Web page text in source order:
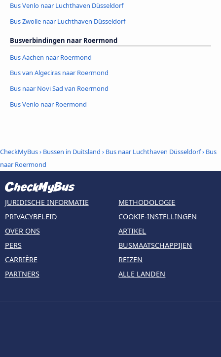
Bus Venlo naar Luchthaven Düsseldorf
Bus Zwolle naar Luchthaven Düsseldorf
Busverbindingen naar Roermond
Bus Aachen naar Roermond
Bus van Algeciras naar Roermond
Bus naar Novi Sad van Roermond
Bus Venlo naar Roermond
CheckMyBus› Bussen in Duitsland › Bus naar Luchthaven Düsseldorf› Bus
naar Roermond
JURIDISCHE INFORMATIE
PRIVACYBELEID
OVER ONS
PERS
CARRIÈRE
PARTNERS
METHODOLOGIE
COOKIE-INSTELLINGEN
ARTIKEL
BUSMAATSCHAPPIJEN
REIZEN
ALLE LANDEN